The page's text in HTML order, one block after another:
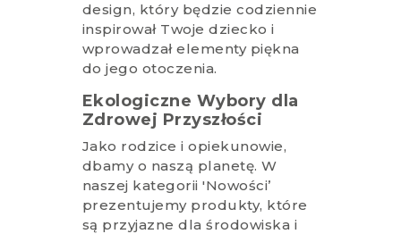
design, który będzie codziennie
inspirował Twoje dziecko i
wprowadzał elementy piękna
do jego otoczenia.
Ekologiczne Wybory dla
Zdrowej Przyszłości
Jako rodzice i opiekunowie,
dbamy o naszą planetę. W
naszej kategorii 'Nowości’
prezentujemy produkty, które
są przyjazne dla środowiska i